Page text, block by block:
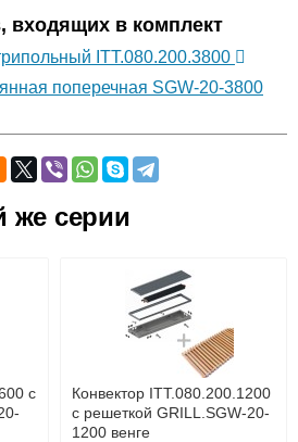
входящих в комплект
ITT.080.200.3800
поперечная SGW-20-3800
по Москве и Московской области
на сайте в режиме реального
при получении товара как при
(Yandex-деньги, Web-money,
(возможно и с НДС)
же серии
с
Конвектор ITT.080.200.1200
с решеткой GRILL.SGW-20-
1200 венге